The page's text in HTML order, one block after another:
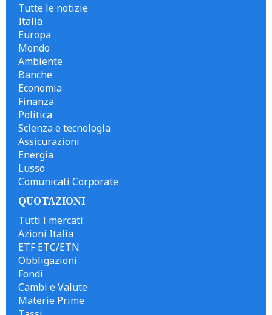
Tutte le notizie
Italia
Europa
Mondo
Ambiente
Banche
Economia
Finanza
Politica
Scienza e tecnologia
Assicurazioni
Energia
Lusso
Comunicati Corporate
QUOTAZIONI
Tutti i mercati
Azioni Italia
ETF ETC/ETN
Obbligazioni
Fondi
Cambi e Valute
Materie Prime